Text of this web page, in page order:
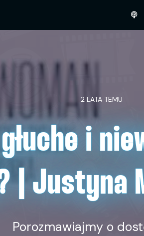
2 LATA TEMU
i
| Justyna
Porozmawiajmy o